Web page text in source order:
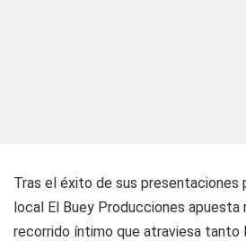
Tras el éxito de sus presentaciones
local El Buey Producciones
recorrido íntimo que atraviesa tanto